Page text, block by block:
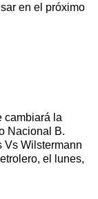
en el próximo
cambiará la
Nacional B.
Vs Wilstermann
el lunes,